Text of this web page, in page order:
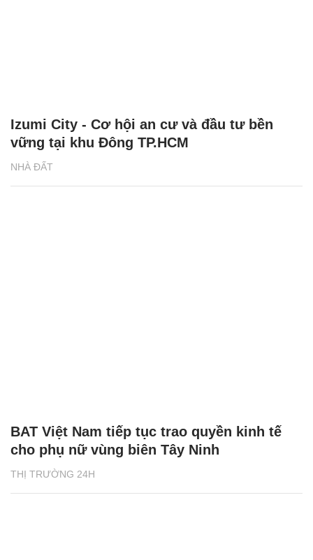
NHÀ ĐẤT
Izumi City - Cơ hội an cư và đầu tư bền
vững tại khu Đông TP.HCM
THỊ TRƯỜNG 24H
BAT Việt Nam tiếp tục trao quyền kinh tế
cho phụ nữ vùng biên Tây Ninh